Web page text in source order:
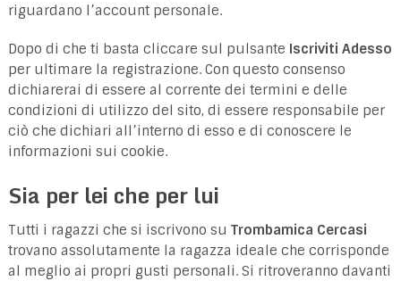
riguardano l’account personale.
Dopo di che ti basta cliccare sul pulsante Iscriviti Adesso
per ultimare la registrazione. Con questo consenso
dichiarerai di essere al corrente dei termini e delle
condizioni di utilizzo del sito, di essere responsabile per
ciò che dichiari all’interno di esso e di conoscere le
informazioni sui cookie.
Sia per lei che per lui
Tutti i ragazzi che si iscrivono su Trombamica Cercasi
trovano assolutamente la ragazza ideale che corrisponde
al meglio ai propri gusti personali. Si ritroveranno davanti